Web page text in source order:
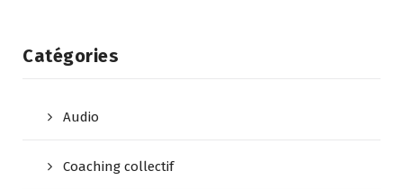
Catégories
Audio
Coaching collectif